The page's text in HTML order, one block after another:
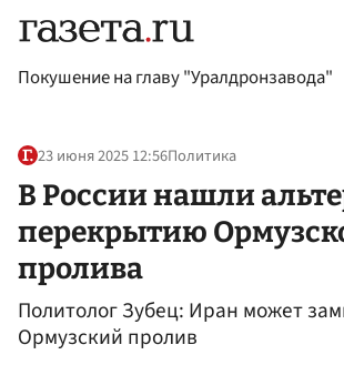
Покушение на главу "Уралдронзавода"
23 июня 2025 12:56Политика
В России нашли
перекрытию
пролива
Политолог Зубец: Иран может
Ормузский пролив